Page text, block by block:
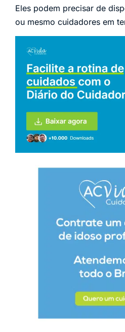
Eles podem precisar de
ou mesmo cuidadores em